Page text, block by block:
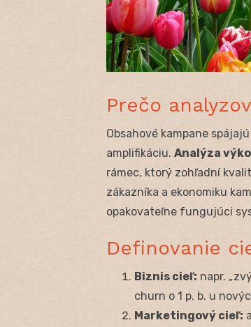
Prečo
Obsahové kampane
amplifikáciu. Analýza
rámec, ktorý zohľadní
zákazníka a ekonomiku
opakovateľne fungujúci
Definovanie
Biznis cieľ: napr.
churn o 1 p. b. u
Marketingový cieľ: